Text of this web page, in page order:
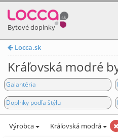
Bytové doplnky
Locca.sk
Kráľovská modré
Galantéria
Doplnky podľa štýlu
Výrobca Kráľovská modrá